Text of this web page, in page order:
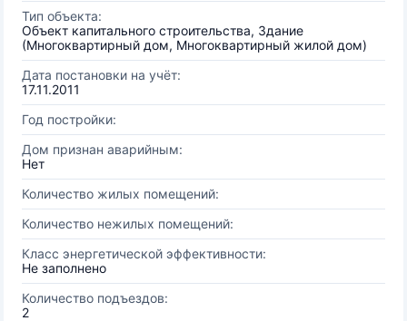
Тип объекта:
Объект капитального строительства, Здание
(Многоквартирный дом, Многоквартирный жилой дом)
Дата постановки на учёт:
17.11.2011
Год постройки:
Дом признан аварийным:
Нет
Количество жилых помещений:
Количество нежилых помещений:
Класс энергетической эффективности:
Не заполнено
Количество подъездов:
2